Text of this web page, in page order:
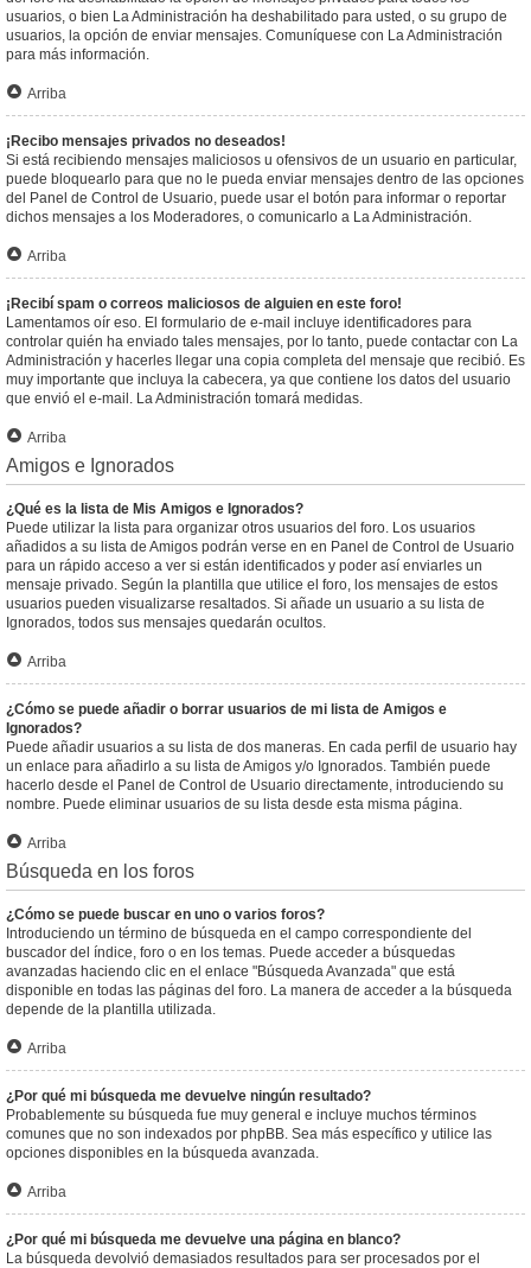
usuarios, o bien La Administración ha deshabilitado para usted, o su grupo de
usuarios, la opción de enviar mensajes. Comuníquese con La Administración
para más información.
Arriba
¡Recibo mensajes privados no deseados!
Si está recibiendo mensajes maliciosos u ofensivos de un usuario en particular,
puede bloquearlo para que no le pueda enviar mensajes dentro de las opciones
del Panel de Control de Usuario, puede usar el botón para informar o reportar
dichos mensajes a los Moderadores, o comunicarlo a La Administración.
Arriba
¡Recibí spam o correos maliciosos de alguien en este foro!
Lamentamos oír eso. El formulario de e-mail incluye identificadores para
controlar quién ha enviado tales mensajes, por lo tanto, puede contactar con La
Administración y hacerles llegar una copia completa del mensaje que recibió. Es
muy importante que incluya la cabecera, ya que contiene los datos del usuario
que envió el e-mail. La Administración tomará medidas.
Arriba
Amigos e Ignorados
¿Qué es la lista de Mis Amigos e Ignorados?
Puede utilizar la lista para organizar otros usuarios del foro. Los usuarios
añadidos a su lista de Amigos podrán verse en en Panel de Control de Usuario
para un rápido acceso a ver si están identificados y poder así enviarles un
mensaje privado. Según la plantilla que utilice el foro, los mensajes de estos
usuarios pueden visualizarse resaltados. Si añade un usuario a su lista de
Ignorados, todos sus mensajes quedarán ocultos.
Arriba
¿Cómo se puede añadir o borrar usuarios de mi lista de Amigos e
Ignorados?
Puede añadir usuarios a su lista de dos maneras. En cada perfil de usuario hay
un enlace para añadirlo a su lista de Amigos y/o Ignorados. También puede
hacerlo desde el Panel de Control de Usuario directamente, introduciendo su
nombre. Puede eliminar usuarios de su lista desde esta misma página.
Arriba
Búsqueda en los foros
¿Cómo se puede buscar en uno o varios foros?
Introduciendo un término de búsqueda en el campo correspondiente del
buscador del índice, foro o en los temas. Puede acceder a búsquedas
avanzadas haciendo clic en el enlace "Búsqueda Avanzada" que está
disponible en todas las páginas del foro. La manera de acceder a la búsqueda
depende de la plantilla utilizada.
Arriba
¿Por qué mi búsqueda me devuelve ningún resultado?
Probablemente su búsqueda fue muy general e incluye muchos términos
comunes que no son indexados por phpBB. Sea más específico y utilice las
opciones disponibles en la búsqueda avanzada.
Arriba
¿Por qué mi búsqueda me devuelve una página en blanco?
La búsqueda devolvió demasiados resultados para ser procesados por el